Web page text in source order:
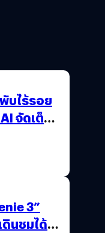
บไร้รอย
จัดเต็ม
3”
ดินชมได้